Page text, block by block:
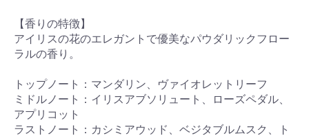
【香りの特徴】
アイリスの花のエレガントで優美なパウダリックフロー
ラルの香り。
トップノート：マンダリン、ヴァイオレットリーフ
ミドルノート：イリスアブソリュート、ローズペダル、
アプリコット
ラストノート：カシミアウッド、ベジタブルムスク、ト